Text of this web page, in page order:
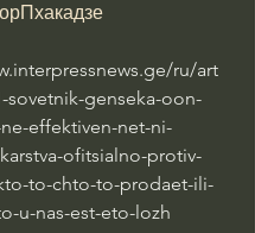
ru/art
sovetnik-genseka-oon-
effektiven-net-ni-
ofitsialno-protiv-
to-chto-to-prodaet-ili-
u-nas-est-eto-lozh